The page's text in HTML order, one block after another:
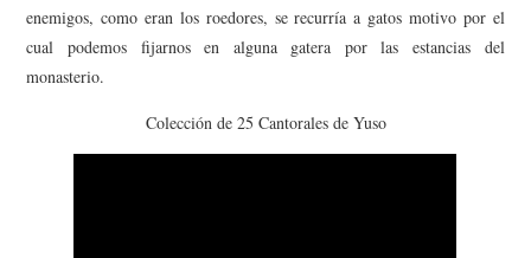
enemigos, como eran los roedores, se recurría a gatos motivo por el
cual podemos fijarnos en alguna gatera por las estancias del
monasterio.
Colección de 25 Cantorales de Yuso